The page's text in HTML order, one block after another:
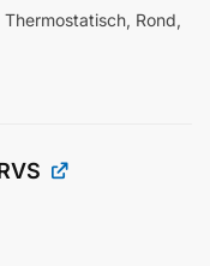
Rond,